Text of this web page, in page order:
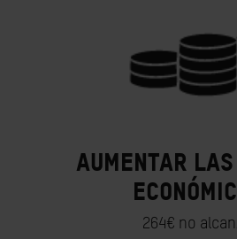
Aumentar las
264€ no